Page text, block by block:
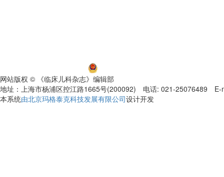
网站版权 © 《临床儿科杂志》编辑部
地址：上海市杨浦区控江路1665号(200092) 电话: 021-25076489 E-
本系统由北京玛格泰克科技发展有限公司设计开发